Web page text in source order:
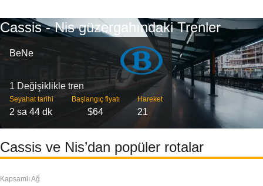
Cassis - Nis güzergahındaki Trenler
BeNe
1 Değişiklikle tren
Seyahat tarihi
2 sa 44 dk
Başlangıç ​​fiyatı
$64
Hareket
21
Cassis ve Nis’dan popüler rotalar
Kapsamlı Ağ